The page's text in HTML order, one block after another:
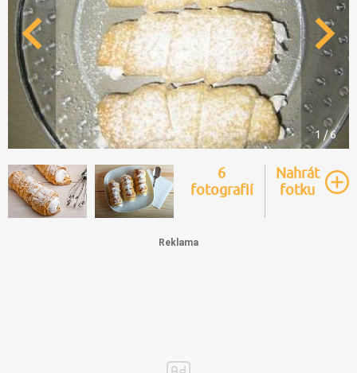
1 / 6
6
fotografií
Nahrát
fotku